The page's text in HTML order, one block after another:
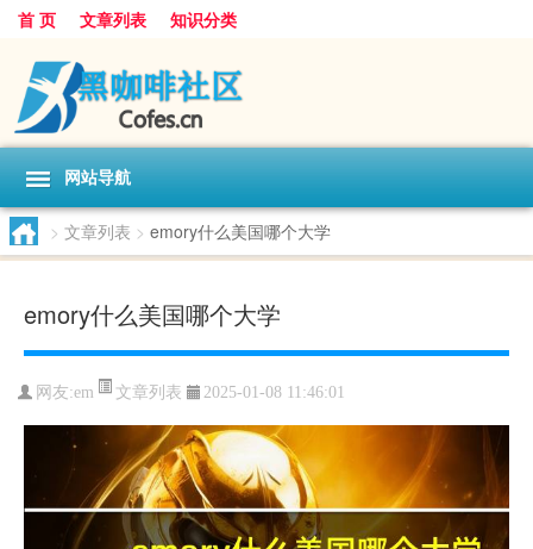
首 页 文章列表 知识分类
网站导航
> 文章列表 > emory什么美国哪个大学
emory什么美国哪个大学
网友:em 文章列表 2025-01-08 11:46:01